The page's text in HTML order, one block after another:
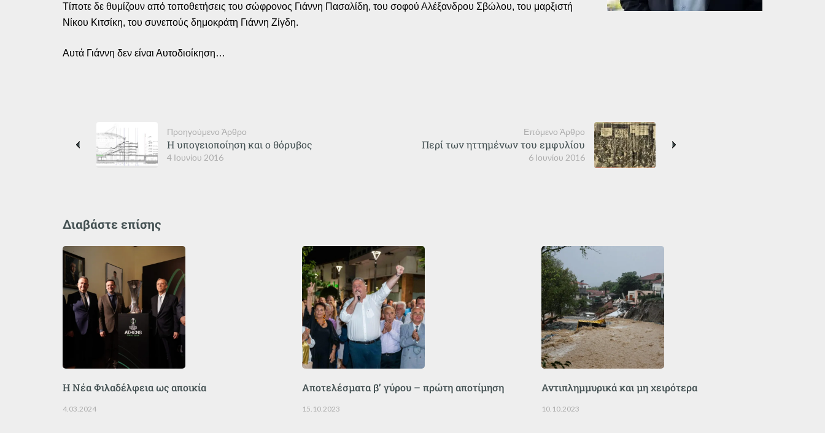
Τίποτε δε θυμίζουν από τοποθετήσεις του σώφρονος Γιάννη Πασαλίδη, του σοφού Αλέξανδρου Σβώλου, του μαρξιστή
Νίκου Κιτσίκη, του συνεπούς δημοκράτη Γιάννη Ζίγδη.
Αυτά Γιάννη δεν είναι Αυτοδιοίκηση…
Προηγούμενο Άρθρο
4 Ιουνίου 2016
Η υπογειοποίηση και ο θόρυβος
Επόμενο Άρθρο
6 Ιουνίου 2016
Περί των ηττημένων του εμφυλίου
Διαβάστε επίσης
Η Νέα Φιλαδέλφεια ως αποικία
4.03.2024
Αποτελέσματα β’ γύρου – πρώτη αποτίμηση
15.10.2023
Αντιπλημμυρικά και μη χειρότερα
10.10.2023